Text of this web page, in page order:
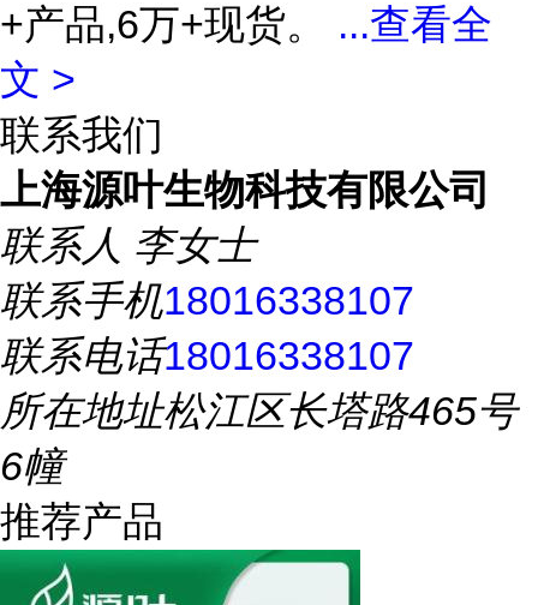
+产品,6万+现货。 ...查看全
文 >
联系我们
上海源叶生物科技有限公司
联系人 李女士
联系手机18016338107
联系电话18016338107
所在地址松江区长塔路465号
6幢
推荐产品